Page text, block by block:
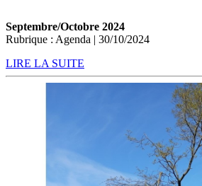
Septembre/Octobre 2024
Rubrique : Agenda | 30/10/2024
LIRE LA SUITE